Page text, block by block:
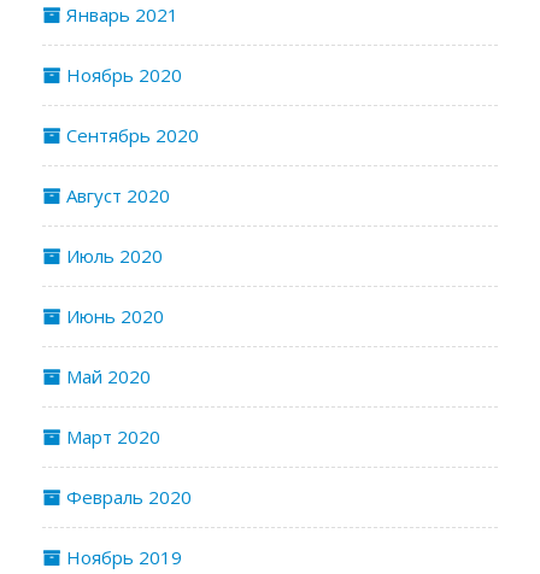
Январь 2021
Ноябрь 2020
Сентябрь 2020
Август 2020
Июль 2020
Июнь 2020
Май 2020
Март 2020
Февраль 2020
Ноябрь 2019